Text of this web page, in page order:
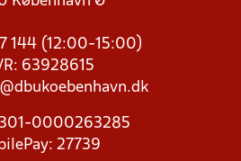
144 (12:00-15:00)
63928615
0000263285
27739